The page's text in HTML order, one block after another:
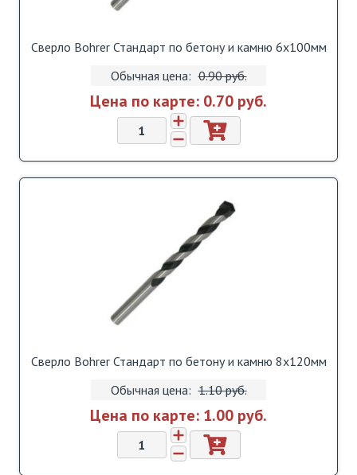
Сверло Bohrer Стандарт по бетону и камню 6х100мм
Обычная цена: 0.90 pуб.
Цена по карте: 0.70 pуб.
Сверло Bohrer Стандарт по бетону и камню 8х120мм
Обычная цена: 1.10 pуб.
Цена по карте: 1.00 pуб.